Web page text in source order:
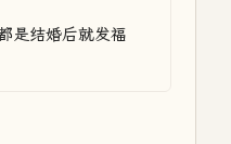
是结婚后就发福